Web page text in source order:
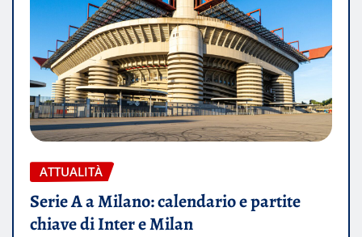
ATTUALITÀ
Serie A a Milano: calendario e partite
chiave di Inter e Milan